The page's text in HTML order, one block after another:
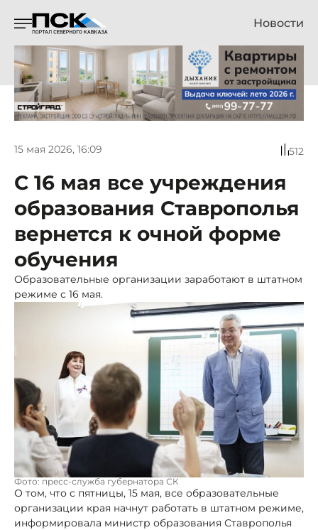
Новости
15 мая 2026, 16:09 512
С 16 мая все учреждения
образования Ставрополья
вернется к очной форме
обучения
Образовательные организации заработают в штатном
режиме с 16 мая.
Фото: пресс-служба губернатора СК
О том, что с пятницы, 15 мая, все образовательные
организации края начнут работать в штатном режиме,
информировала министр образования Ставрополья